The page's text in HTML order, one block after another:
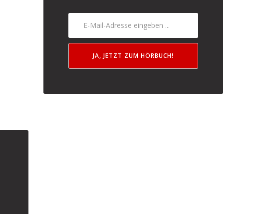
JA, JETZT ZUM HÖRBUCH!